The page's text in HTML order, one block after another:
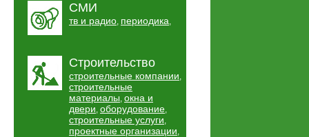
СМИ
тв и радио, периодика,
Строительство
строительные компании,
строительные
материалы, окна и
двери, оборудование,
строительные услуги,
проектные организации,